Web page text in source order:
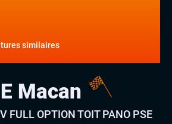
similaires
Macan
FULL OPTION TOIT PANO PSE